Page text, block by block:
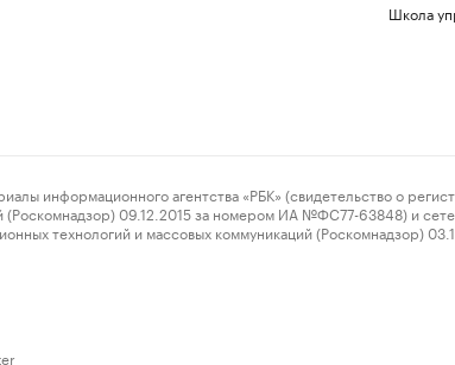
Школа
агентства «РБК» (свидетельство о
09.12.2015 за номером ИА №ФС77-63848) и
технологий и массовых коммуникаций (Роскомнадзор)